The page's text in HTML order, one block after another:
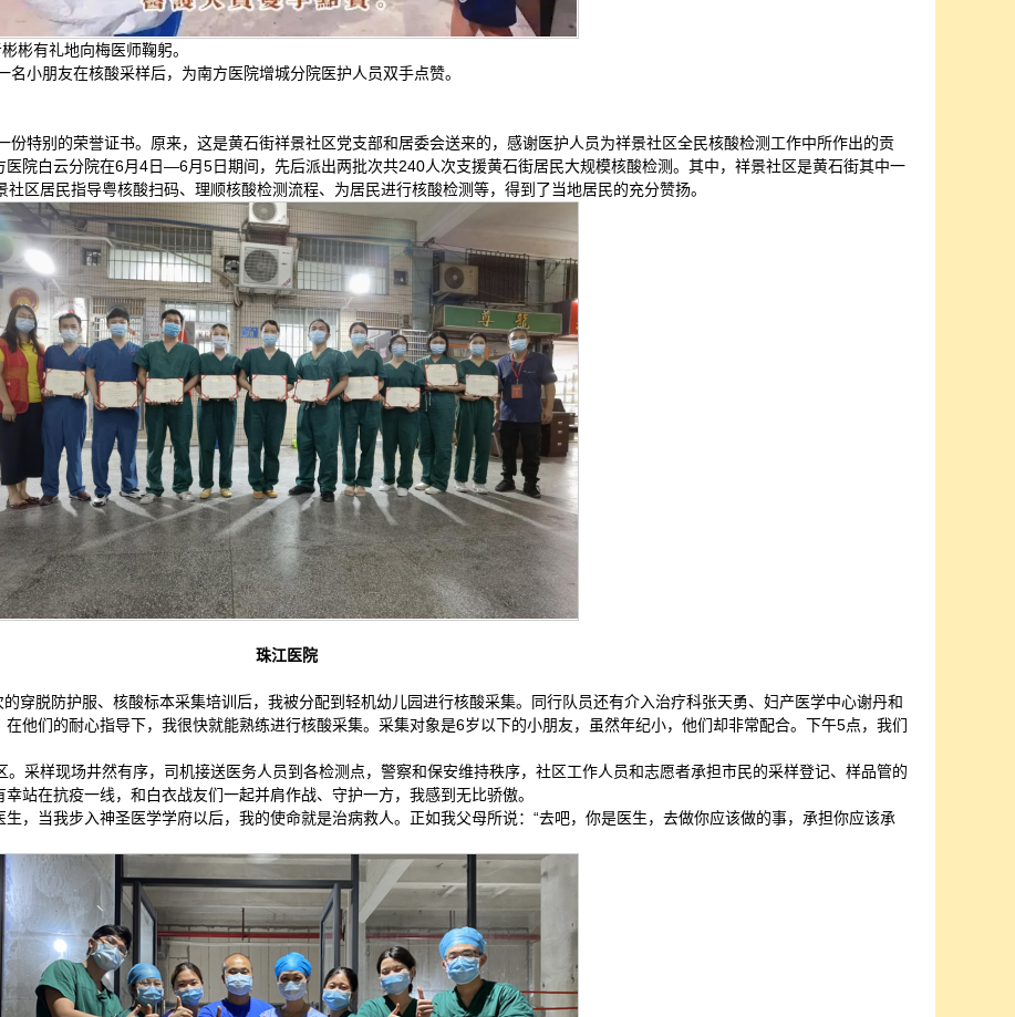
彬有礼地向梅医师鞠躬。
小朋友在核酸采样后，为南方医院增城分院医护人员双手点赞。
特别的荣誉证书。原来，这是黄石街祥景社区党支部和居委会送来的，感谢医护人员为祥景社区全民核酸检测工作中所作出的贡
院白云分院在6月4日—6月5日期间，先后派出两批次共240人次支援黄石街居民大规模核酸检测。其中，祥景社区是黄石街其中一
区居民指导粤核酸扫码、理顺核酸检测流程、为居民进行核酸检测等，得到了当地居民的充分赞扬。
珠江医院
穿脱防护服、核酸标本采集培训后，我被分配到轻机幼儿园进行核酸采集。同行队员还有介入治疗科张天勇、妇产医学中心谢丹和
他们的耐心指导下，我很快就能熟练进行核酸采集。采集对象是6岁以下的小朋友，虽然年纪小，他们却非常配合。下午5点，我们
采样现场井然有序，司机接送医务人员到各检测点，警察和保安维持秩序，社区工作人员和志愿者承担市民的采样登记、样品管的
站在抗疫一线，和白衣战友们一起并肩作战、守护一方，我感到无比骄傲。
，当我步入神圣医学学府以后，我的使命就是治病救人。正如我父母所说：“去吧，你是医生，去做你应该做的事，承担你应该承